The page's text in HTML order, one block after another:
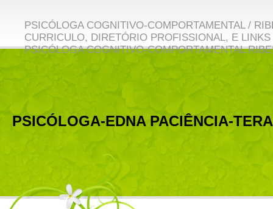
PSICÓLOGA COGNITIVO-COMPORTAMENTAL /
CURRICULO, DIRETÓRIO PROFISSIONAL, E
PSICÓLOGA COGNITIVO-COMPORTAMENTAL
PSICÓLOGA-EDNA PACIÊNCIA-